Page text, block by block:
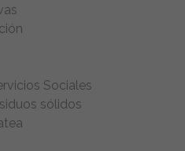
Sociales
sólidos